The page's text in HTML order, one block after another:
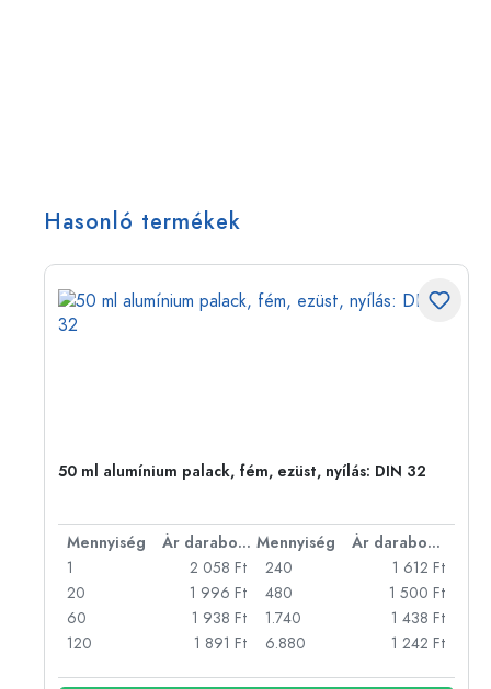
Hasonló termékek
50 ml alumínium palack, fém, ezüst, nyílás: DIN 32
Mennyiség Ár darabonként Mennyiség
Ár darabonként
1
2 058 Ft
20
1 996 Ft
60
1 938 Ft
120
1 891 Ft
240
1 612 Ft
480
1 500 Ft
1.740
1 438 Ft
6.880
1 242 Ft